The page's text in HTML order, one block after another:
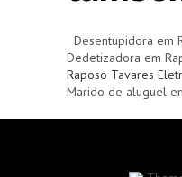
Desentupidora em
Dedetizadora em
Raposo Tavares
Marido de aluguel